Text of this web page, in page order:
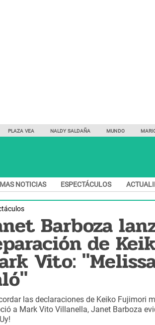
PLAZA VEA NALDY SALDAÑA MUNDO
NOTICIAS ESPECTÁCULOS
Barboza
de
Vito:
las declaraciones de Keiko Fujimori
a Mark Vito Villanella, Janet Barboza